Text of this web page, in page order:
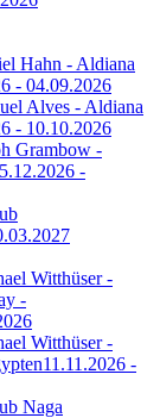
Hahn - Aldiana
- 04.09.2026
Alves - Aldiana
- 10.10.2026
Grambow -
-
Witthüser -
-
Witthüser -
11.11.2026 -
Naga